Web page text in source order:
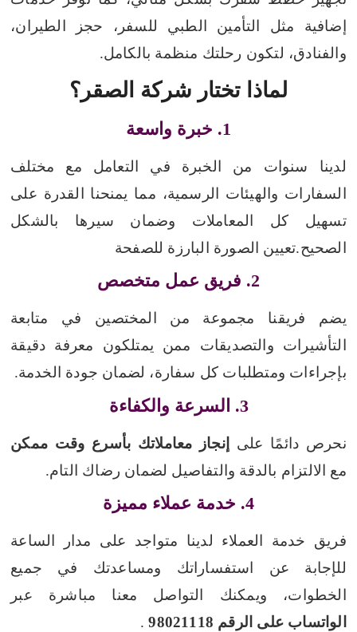
إضافية مثل التأمين الطبي للسفر، حجز الطيران،
والفنادق، لتكون رحلتك منظمة بالكامل.
لماذا تختار شركة الصقر؟
1. خبرة واسعة
لدينا سنوات من الخبرة في التعامل مع مختلف
السفارات والهيئات الرسمية، مما يمنحنا القدرة على
تسهيل كل المعاملات وضمان سيرها بالشكل
الصحيح.تعيين الصورة البارزة للصفحة
2. فريق عمل متخصص
يضم فريقنا مجموعة من المختصين في متابعة
التأشيرات والتصديقات ممن يمتلكون معرفة دقيقة
بإجراءات ومتطلبات كل سفارة، لضمان جودة الخدمة.
3. السرعة والكفاءة
نحرص دائمًا على
إنجاز معاملاتك بأسرع وقت ممكن
مع الالتزام بالدقة والتفاصيل لضمان رضاك التام.
4. خدمة عملاء مميزة
فريق خدمة العملاء لدينا متواجد على مدار الساعة
للإجابة عن استفساراتك ومساعدتك في جميع
الخطوات، ويمكنك التواصل معنا مباشرة عبر
الواتساب على الرقم 98021118
.